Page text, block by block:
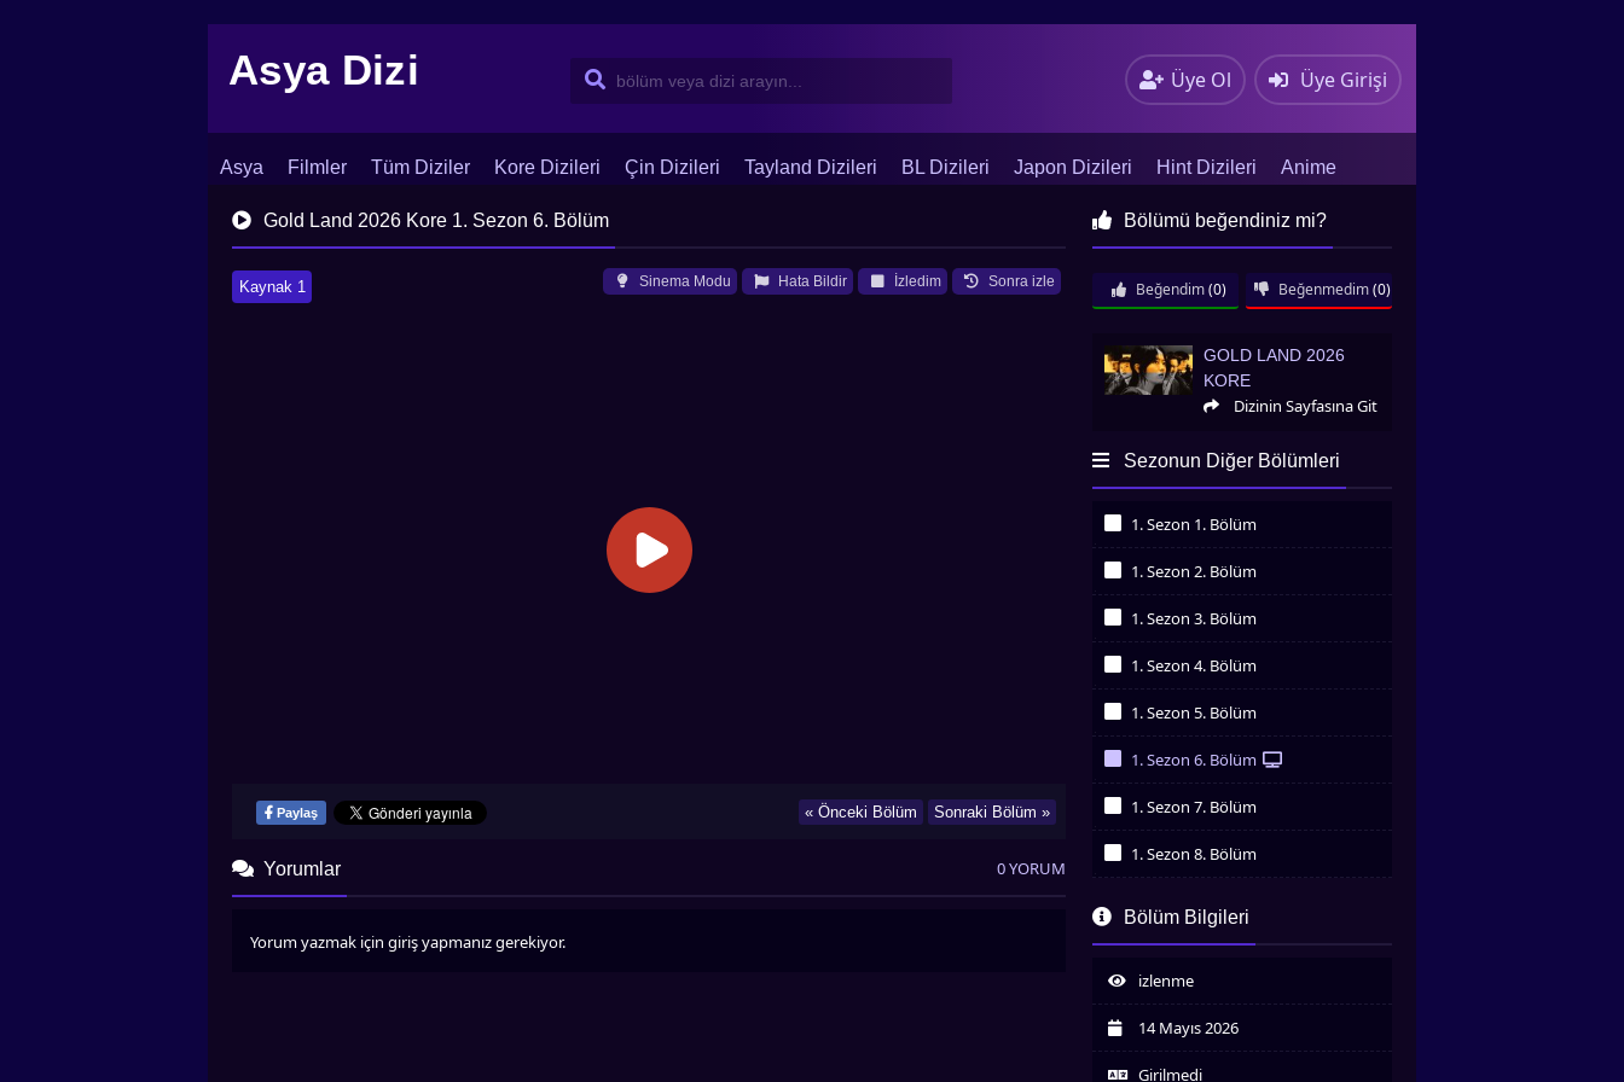
Asya Dizi Üye Ol Üye Girişi
Asya Filmler Tüm Diziler Kore Dizileri Çin Dizileri Tayland Dizileri BL Dizileri Japon Dizileri Hint Dizileri Anime
İletişim Blog Dizi Arşivi
Gold Land 2026 Kore 1. Sezon 6. Bölüm
Kaynak 1 Sonra izle
İzledim
Hata Bildir
Sinema Modu
Paylaş Sonraki Bölüm »
« Önceki Bölüm
Bölümü beğendiniz mi?
Beğendim (0) Beğenmedim (0)
Gold Land 2026 Kore
GOLD LAND 2026
KORE
Dizinin Sayfasına Git
Sezonun Diğer Bölümleri
1. Sezon 1. Bölüm
1. Sezon 2. Bölüm
1. Sezon 3. Bölüm
1. Sezon 4. Bölüm
1. Sezon 5. Bölüm
1. Sezon 6. Bölüm
1. Sezon 7. Bölüm
1. Sezon 8. Bölüm
İzledim
İzledim
1. Sezon 10. Bölüm
Bölüm Bilgileri
izlenme
14 Mayıs 2026
Girilmedi
Yorumlar 0 YORUM
Yorum yazmak için giriş yapmanız gerekiyor.